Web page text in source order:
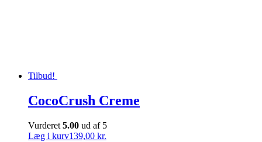
Tilbud!
CocoCrush Creme
Vurderet 5.00 ud af 5
Læg i kurv139,00 kr.